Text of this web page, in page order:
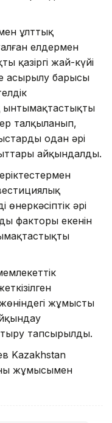
ұлттық
елдермен
қазіргі жай-күйі
асырылу барысы
талқыланып,
одан әрі
айқындалды.
әрі
факторы екенін
жұмысты
тапсырылды.
Kazakhstan
жұмысымен